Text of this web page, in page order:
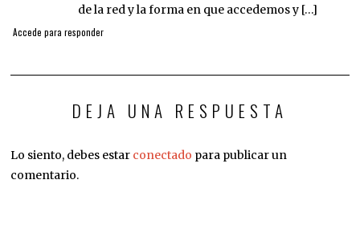
de la red y la forma en que accedemos y […]
Accede para responder
DEJA UNA RESPUESTA
Lo siento, debes estar conectado para publicar un
comentario.